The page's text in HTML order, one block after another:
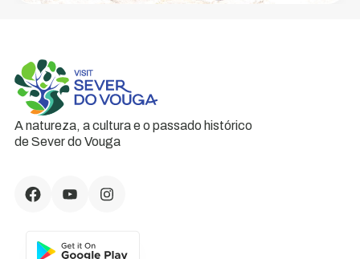
A natureza, a cultura e o passado histórico
de Sever do Vouga